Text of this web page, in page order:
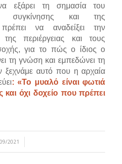
εξάρει τη σημασία του
συγκίνησης και της
να αναδείξει την
της περιέργειας και τους
για το πώς ο ίδιος ο
τη γνώση και εμπεδώνει τη
ξεχνάμε αυτό που η αρχαία
: «Το μυαλό είναι φωτιά
και όχι δοχείο που πρέπει
2021